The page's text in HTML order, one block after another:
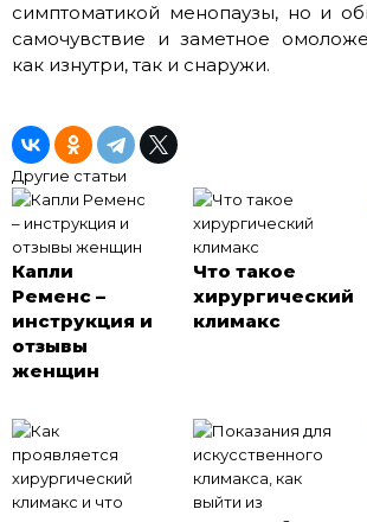
симптоматикой менопаузы, но и
самочувствие и заметное
как изнутри, так и снаружи.
Другие статьи
Капли
Ременс –
инструкция и
отзывы
женщин
Что такое
хирургический
климакс